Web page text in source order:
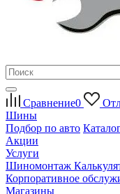
Сравнение0
Шины
Подбор по авто
Акции
Услуги
Шиномонтаж
Корпоративное
Магазины